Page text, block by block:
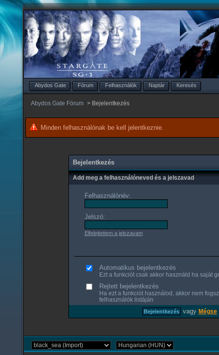
Abydos Gate Fórum Felhasználók Naptár Keresés
Abydos Gate Fórum > Bejelentkezés
Minden felhasználónak be kell jelentkeznie.
Bejelentkezés
Add meg a felhasználóneved és a jelszavad
Felhasználónév:
Jelszó:
Elfelejtettem a jelszavam
Automatikus bejelentkezés
Ezt a funkciót csak akkor használd ha saját
Rejtett bejelentkezés
Ha ezt a funkciót használod, akkor nem
felhasználók listáján
vagy Mégse